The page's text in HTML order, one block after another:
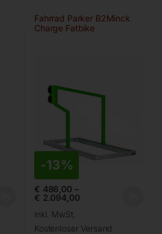
Fahrrad Parker B2Minck
Charge Fatbike
-13%
€ 486,00 –
€ 2.094,00
inkl. MwSt.
Kostenloser Versand